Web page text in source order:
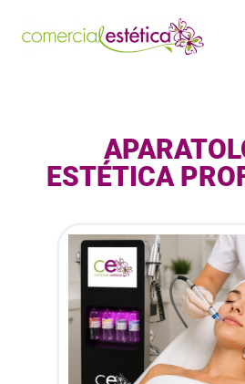
ESTÉTICA